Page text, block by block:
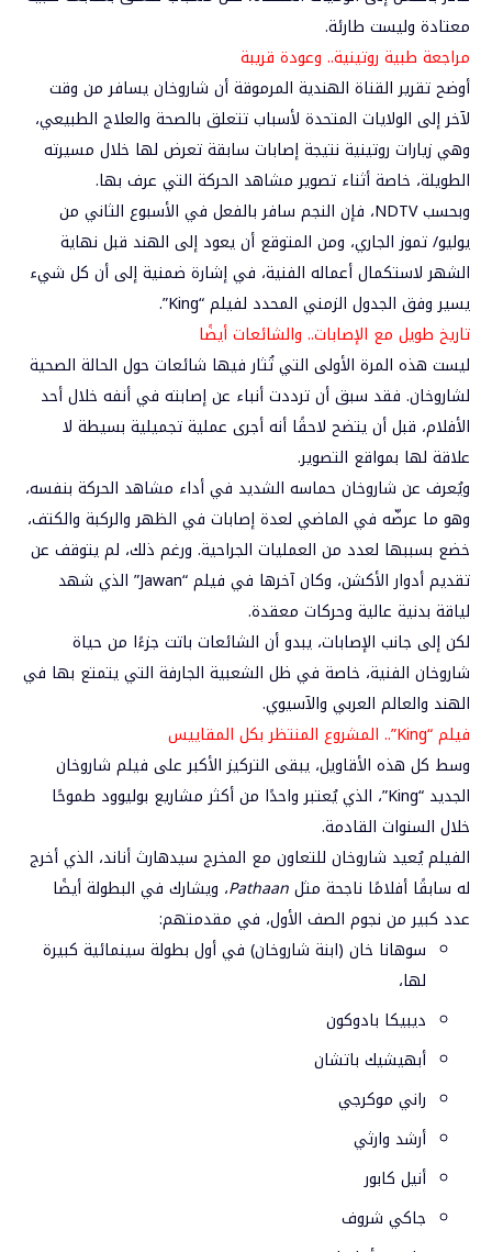
معتادة وليست طارئة.
مراجعة طبية روتينية.. وعودة قريبة
أوضح تقرير القناة الهندية المرموقة أن شاروخان يسافر من وقت
لآخر إلى الولايات المتحدة لأسباب تتعلق بالصحة والعلاج الطبيعي،
وهي زيارات روتينية نتيجة إصابات سابقة تعرض لها خلال مسيرته
الطويلة، خاصة أثناء تصوير مشاهد الحركة التي عرف بها.
وبحسب NDTV، فإن النجم سافر بالفعل في الأسبوع الثاني من
يوليو/ تموز الجاري، ومن المتوقع أن يعود إلى الهند قبل نهاية
الشهر لاستكمال أعماله الفنية، في إشارة ضمنية إلى أن كل شيء
يسير وفق الجدول الزمني المحدد لفيلم “King”.
تاريخ طويل مع الإصابات.. والشائعات أيضًا
ليست هذه المرة الأولى التي تُثار فيها شائعات حول الحالة الصحية
لشاروخان. فقد سبق أن ترددت أنباء عن إصابته في أنفه خلال أحد
الأفلام، قبل أن يتضح لاحقًا أنه أجرى عملية تجميلية بسيطة لا
علاقة لها بمواقع التصوير.
ويُعرف عن شاروخان حماسه الشديد في أداء مشاهد الحركة بنفسه،
وهو ما عرضّه في الماضي لعدة إصابات في الظهر والركبة والكتف،
خضع بسببها لعدد من العمليات الجراحية. ورغم ذلك، لم يتوقف عن
تقديم أدوار الأكشن، وكان آخرها في فيلم “Jawan” الذي شهد
لياقة بدنية عالية وحركات معقدة.
لكن إلى جانب الإصابات، يبدو أن الشائعات باتت جزءًا من حياة
شاروخان الفنية، خاصة في ظل الشعبية الجارفة التي يتمتع بها في
الهند والعالم العربي والآسيوي.
فيلم “King”.. المشروع المنتظر بكل المقاييس
وسط كل هذه الأقاويل، يبقى التركيز الأكبر على فيلم شاروخان
الجديد “King”، الذي يُعتبر واحدًا من أكثر مشاريع بوليوود طموحًا
خلال السنوات القادمة.
الفيلم يُعيد شاروخان للتعاون مع المخرج سيدهارث أناند، الذي أخرج
له سابقًا أفلامًا ناجحة مثلPathaan، ويشارك في البطولة أيضًا
عدد كبير من نجوم الصف الأول، في مقدمتهم:
سوهانا خان (ابنة شاروخان) في أول بطولة سينمائية كبيرة
لها،
ديبيكا بادوكون
أبهيشيك باتشان
راني موكرجي
أرشد وارثي
أنيل كابور
جاكي شروف